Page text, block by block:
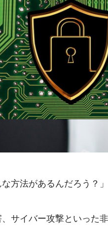
方法があるんだろう？」
サイバー攻撃といった